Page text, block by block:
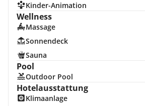
Kinder-Animation
Wellness
Massage
Sonnendeck
Sauna
Pool
Outdoor Pool
Hotelausstattung
Klimaanlage